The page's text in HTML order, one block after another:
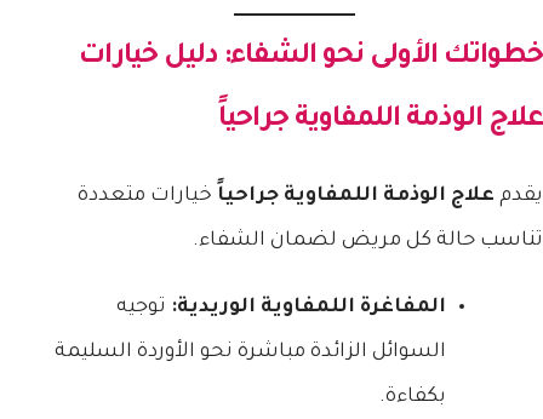
خطواتك الأولى نحو الشفاء: دليل خيارات
علاج الوذمة اللمفاوية جراحياً
يقدم علاج الوذمة اللمفاوية جراحياً خيارات متعددة
تناسب حالة كل مريض لضمان الشفاء.
المفاغرة اللمفاوية الوريدية: توجيه
السوائل الزائدة مباشرة نحو الأوردة السليمة
بكفاءة.